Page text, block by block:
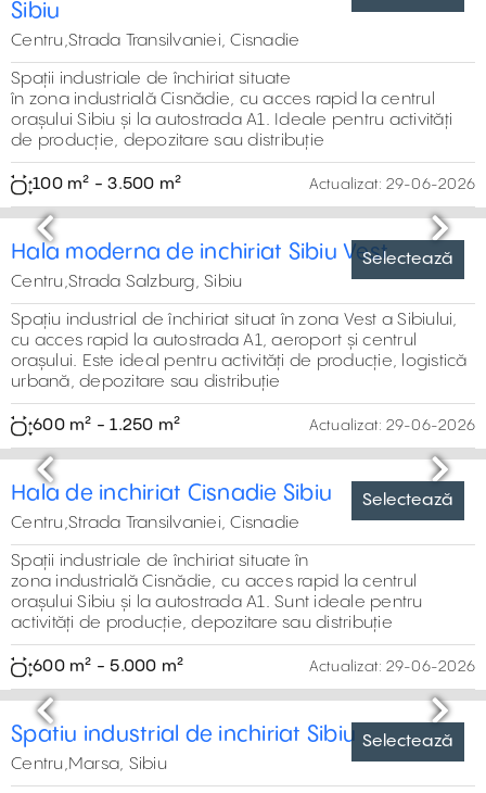
Spatiu industrial de inchiriat in Sibiu-Piata
Cibin
Centru,Piata Cibin, Sibiu
Spații industriale de închiriat sunt situate în zona centrală
a orașului Sibiu, în apropierea Pieței Cibin. Sunt ideale
pentru activități de producție, depozitare sau distribuție
200 m² - 3.000 m² Actualizat:29-06-2026
Selectează
Previous Next
Spatiu industrial de inchiriat in Cisnadie-
Sibiu
Centru,Strada Transilvaniei, Cisnadie
Spații industriale de închiriat situate
în zona industrială Cisnădie, cu acces rapid la centrul
orașului Sibiu și la autostrada A1. Ideale pentru activități
de producție, depozitare sau distribuție
100 m² - 3.500 m²